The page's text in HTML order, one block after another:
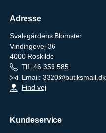
Adresse
Svalegårdens Blomster
Vindingevej 36
4000 Roskilde
Tlf. 46 359 585
Email: 3320@butiksmail.dk
Find vej
Kundeservice